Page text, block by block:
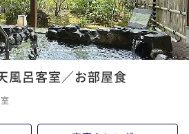
910111213141516171819202122232425262728293031323334
風呂客室／お部屋食